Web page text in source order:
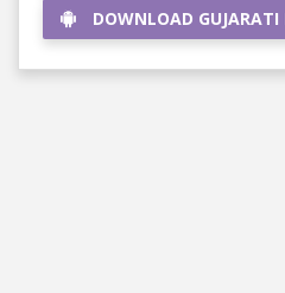
DOWNLOAD GUJARATI